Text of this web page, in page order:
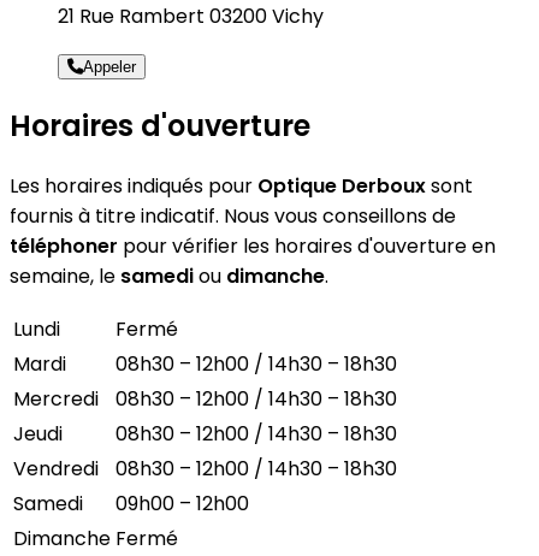
21 Rue Rambert 03200 Vichy
Appeler
Horaires d'ouverture
Les horaires indiqués pour Optique Derbouxsont
fournis à titre indicatif. Nous vous conseillons de
téléphoner pour vérifier les horaires d'ouverture en
semaine, le samediou dimanche.
Lundi
Fermé
Mardi
08h30 – 12h00 / 14h30 – 18h30
Mercredi
08h30 – 12h00 / 14h30 – 18h30
Jeudi
08h30 – 12h00 / 14h30 – 18h30
Vendredi
08h30 – 12h00 / 14h30 – 18h30
Samedi
09h00 – 12h00
Dimanche Fermé